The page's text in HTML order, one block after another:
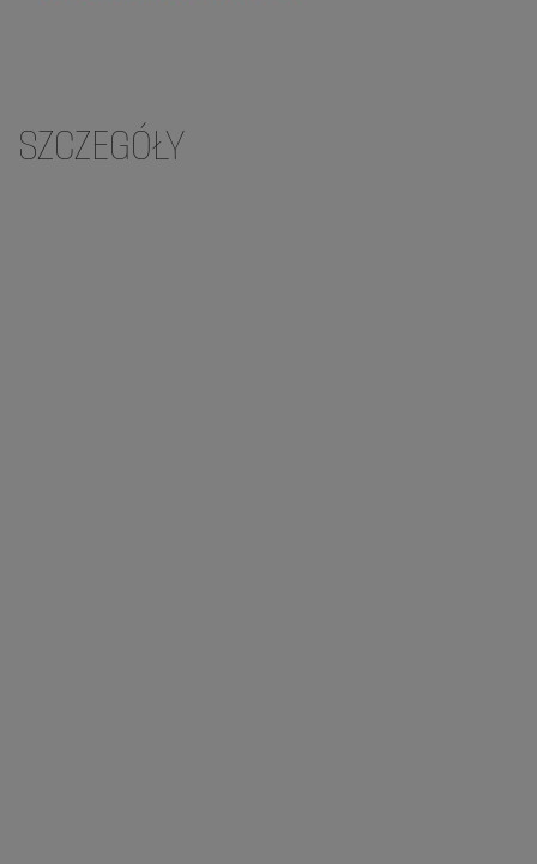
SZCZEGÓŁY